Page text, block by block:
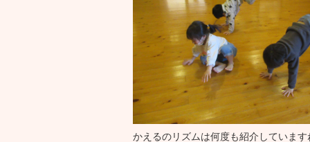
かえるのリズムは何度も紹介しています